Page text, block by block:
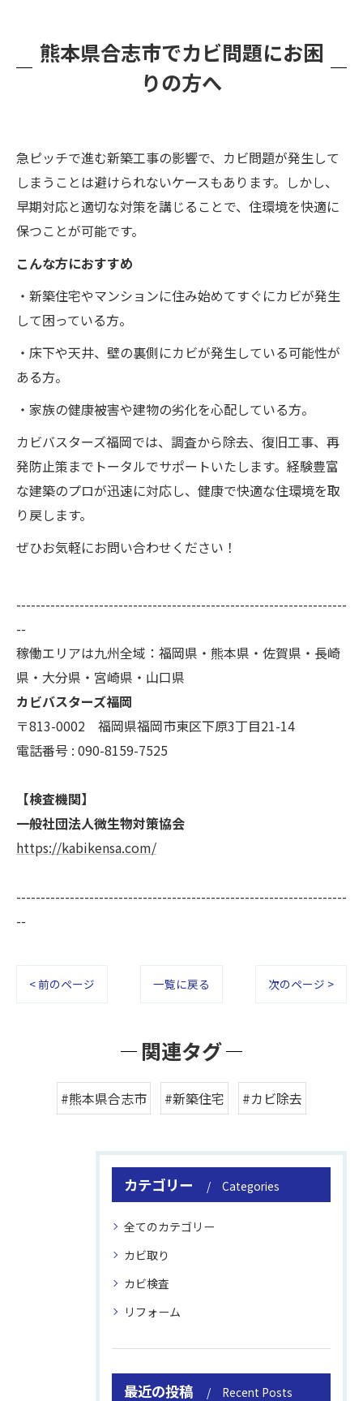
熊本県合志市でカビ問題にお困
りの方へ
急ピッチで進む新築工事の影響で、カビ問題が発生して
しまうことは避けられないケースもあります。しかし、
早期対応と適切な対策を講じることで、住環境を快適に
保つことが可能です。
こんな方におすすめ
・新築住宅やマンションに住み始めてすぐにカビが発生
して困っている方。
・床下や天井、壁の裏側にカビが発生している可能性が
ある方。
・家族の健康被害や建物の劣化を心配している方。
カビバスターズ福岡では、調査から除去、復旧工事、再
発防止策までトータルでサポートいたします。経験豊富
な建築のプロが迅速に対応し、健康で快適な住環境を取
り戻します。
ぜひお気軽にお問い合わせください！
--------------------------------------------------------------------
--
稼働エリアは九州全域：福岡県・熊本県・佐賀県・長崎
県・大分県・宮崎県・山口県
カビバスターズ福岡
〒813-0002 福岡県福岡市東区下原3丁目21-14
電話番号 : 090-8159-7525
【検査機関】
一般社団法人微生物対策協会
https://kabikensa.com/
--------------------------------------------------------------------
--
< 前のページ 一覧に戻る 次のページ >
関連タグ
#熊本県合志市 #新築住宅 #カビ除去
カテゴリー Categories
全てのカテゴリー
カビ取り
カビ検査
リフォーム
最近の投稿 Recent Posts